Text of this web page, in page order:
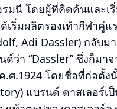
รมนี โดยผู้ที่คิดค้นและ
เริ่มผลิตรองเท้ากีฬาคู่
Adi Dassler) กลับ
ว่า “Dassler” ซึ่งก็มา
.ศ.1924 โดยชื่อที่ก่อตั้
แบรนด์ ดาสเลอร์